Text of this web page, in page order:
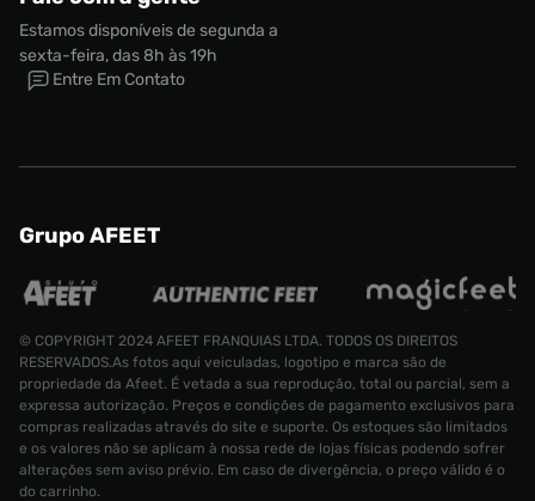
Estamos disponíveis de segunda a
sexta-feira, das 8h às 19h
Entre Em Contato
Grupo AFEET
© COPYRIGHT 2024 AFEET FRANQUIAS LTDA. TODOS OS DIREITOS
RESERVADOS.As fotos aqui veiculadas, logotipo e marca são de
propriedade da Afeet. É vetada a sua reprodução, total ou parcial, sem a
expressa autorização. Preços e condições de pagamento exclusivos para
compras realizadas através do site e suporte. Os estoques são limitados
e os valores não se aplicam à nossa rede de lojas físicas podendo sofrer
alterações sem aviso prévio. Em caso de divergência, o preço válido é o
do carrinho.